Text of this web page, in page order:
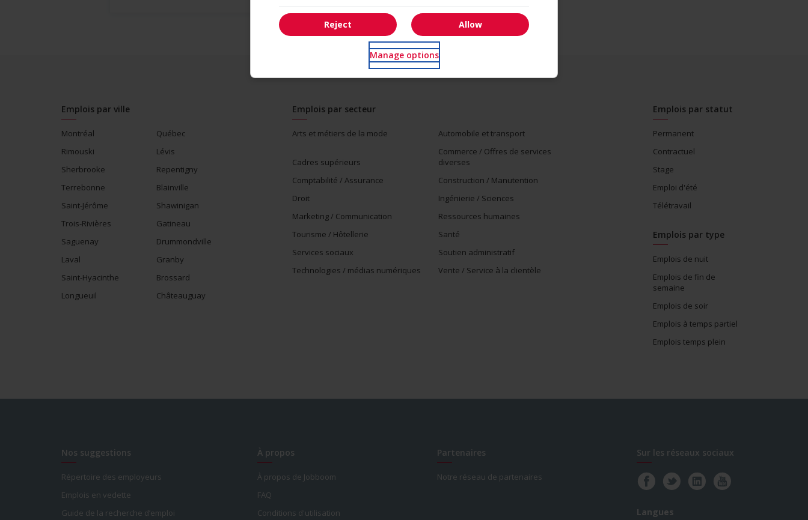
Emplois par ville
Montréal
Québec
Rimouski
Lévis
Sherbrooke
Repentigny
Terrebonne
Blainville
Saint-Jérôme
Shawinigan
Trois-Rivières
Gatineau
Saguenay
Drummondville
Laval
Granby
Saint-Hyacinthe
Brossard
Longueuil
Châteauguay
Emplois par secteur
Arts et métiers de la mode Automobile et transport
Cadres supérieurs
Commerce / Offres de services
diverses
Comptabilité / Assurance
Construction / Manutention
Droit
Ingénierie / Sciences
Marketing / Communication
Ressources humaines
Tourisme / Hôtellerie
Santé
Services sociaux
Soutien administratif
Technologies / médias numériques
Vente / Service à la clientèle
Emplois par statut
Permanent
Contractuel
Stage
Emploi d'été
Télétravail
Emplois par type
Emplois de nuit
Emplois de fin de
semaine
Emplois de soir
Emplois à temps partiel
Emplois temps plein
Nos suggestions
Répertoire des employeurs
Emplois en vedette
Guide de la recherche d’emploi
À propos
À propos de Jobboom
FAQ
Conditions d'utilisation
Partenaires
Notre réseau de partenaires
Sur les réseaux sociaux
Langues
Allow
Reject
Manage options